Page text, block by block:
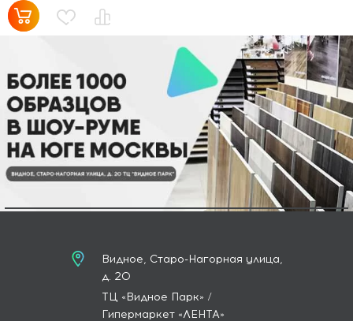
Видное, Старо-Нагорная улица,
д. 20
ТЦ «Видное Парк» /
Гипермаркет «ЛЕНТА»